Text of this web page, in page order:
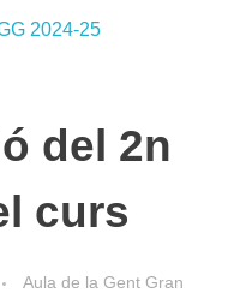
del 2n
curs
Aula de la Gent Gran